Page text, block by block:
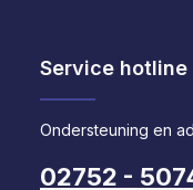
Service hotline
Ondersteuning en
02752 -